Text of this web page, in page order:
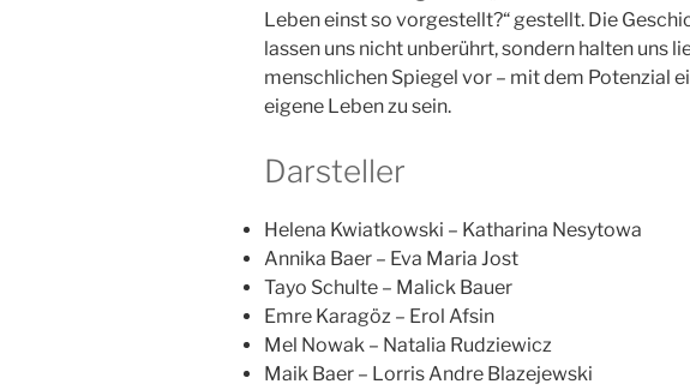
Leben einst so vorgestellt?“ gestellt. Die
lassen uns nicht unberührt, sondern halten uns
menschlichen Spiegel vor – mit dem Potenzial
eigene Leben zu sein.
Darsteller
Helena Kwiatkowski – Katharina Nesytowa
Annika Baer – Eva Maria Jost
Tayo Schulte – Malick Bauer
Emre Karagöz – Erol Afsin
Mel Nowak – Natalia Rudziewicz
Maik Baer – Lorris Andre Blazejewski